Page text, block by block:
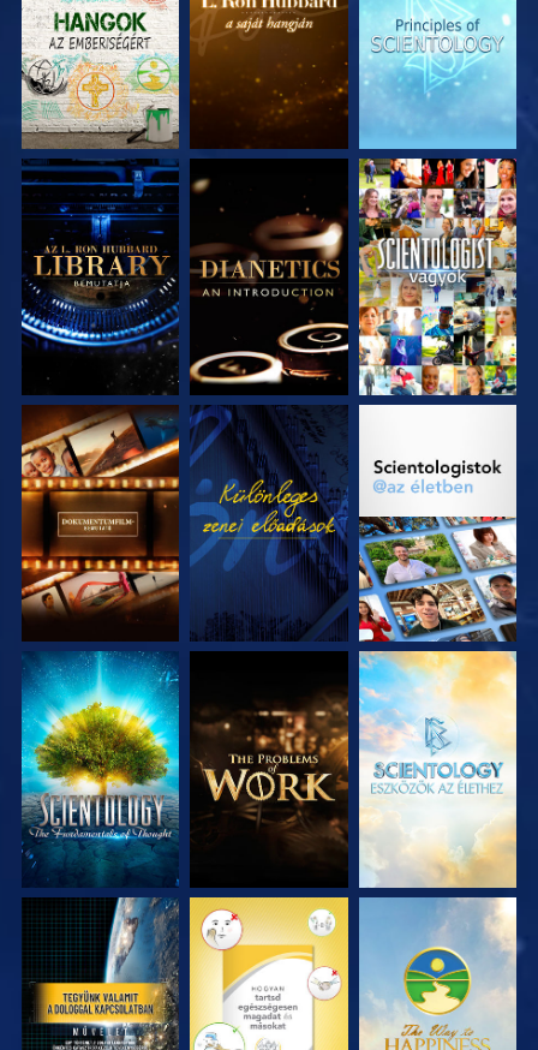
RÉSZEI RÉSZEI RÉSZEI
A SOROZAT
RÉSZEI
A SOROZAT
RÉSZEI
MŰSORNÉZÉS
A SOROZAT
RÉSZEI
MŰSORNÉZÉS
A SOROZAT
A SOROZAT
RÉSZEI
A SOROZAT
RÉSZEI
A SOROZAT
RÉSZEI
MŰSORNÉZÉS MŰSORNÉZÉS MŰSORNÉZÉS